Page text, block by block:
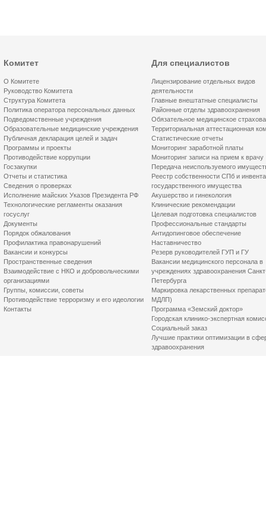
Комитет
О Комитете
Руководство Комитета
Структура Комитета
Политика оператора персональных данных
Подведомственные учреждения
Образовательные медицинские учреждения
Публичная декларация целей и задач
Программы и проекты
Противодействие коррупции
Госзакупки
Отчеты и статистика
Сведения о проверках
Исполнение майских Указов Президента РФ
Технологические регламенты оказания
госуслуг
Документы
Порядок обжалования
Профилактика правонарушений
Вакансии и конкурсы
Пространственные сведения
Взаимодействие с НКО и добровольческими
организациями
Группы, комиссии, советы
Противодействие терроризму и его идеологии
Контакты
Для специалистов
Лицензирование отдельных видов
деятельности
Главные внештатные специалисты
Районные отделы здравоохранения
Обязательное медицинское
Территориальная аттестационная
Статистические отчеты
Мониторинг заработной платы
Мониторинг записи на прием к врачу
Передача неиспользуемого
Реестр собственности СПб и
государственного имущества
Акушерство и гинекология
Клинические рекомендации
Целевая подготовка специалистов
Профессиональные стандарты
Антидопинговое обеспечение
Наставничество
Резерв руководителей ГУП и ГУ
Вакансии медицинского персонала в
учреждениях здравоохранения
Петербурга
Маркировка лекарственных
МДЛП)
Программа «Земский доктор»
Городская клинико-экспертная
Социальный заказ
Лучшие практики оптимизации в
здравоохранения